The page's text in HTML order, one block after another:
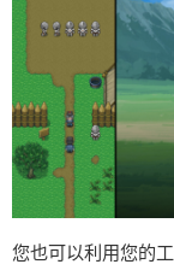
您也可以利用您的